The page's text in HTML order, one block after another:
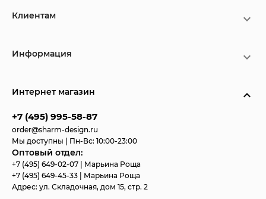
Клиентам
Информация
Интернет магазин
+7 (495) 995-58-87
order@sharm-design.ru
Мы доступны | Пн-Вс: 10:00-23:00
Оптовый отдел:
+7 (495) 649-02-07
| Марьина Роща
+7 (495) 649-45-33
| Марьина Роща
Адрес: ул. Складочная, дом 15, стр. 2